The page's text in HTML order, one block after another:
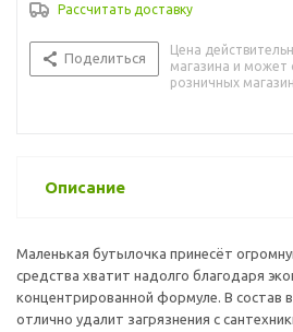
Рассчитать доставку
Поделиться
Цена
магазина и может
розничных
Описание
Маленькая бутылочка принесёт
средства хватит надолго благодаря
концентрированной формуле. В состав
отлично удалит загрязнения с